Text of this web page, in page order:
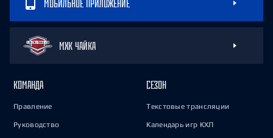
МОБИЛЬНОЕ ПРИЛОЖЕНИЕ
МХК ЧАЙКА
КОМАНДА
Правление
Руководство
СЕЗОН
Текстовые трансляции
Календарь игр КХЛ